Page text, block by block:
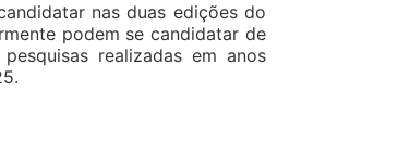
nas duas edições do
podem se candidatar de
realizadas em anos